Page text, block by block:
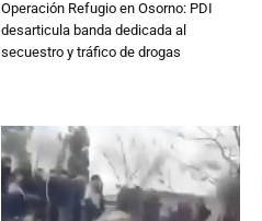
Operación Refugio en Osorno: PDI
desarticula banda dedicada al
secuestro y tráfico de drogas